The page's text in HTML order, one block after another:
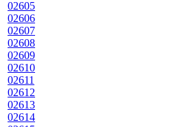
02605
02606
02607
02608
02609
02610
02611
02612
02613
02614